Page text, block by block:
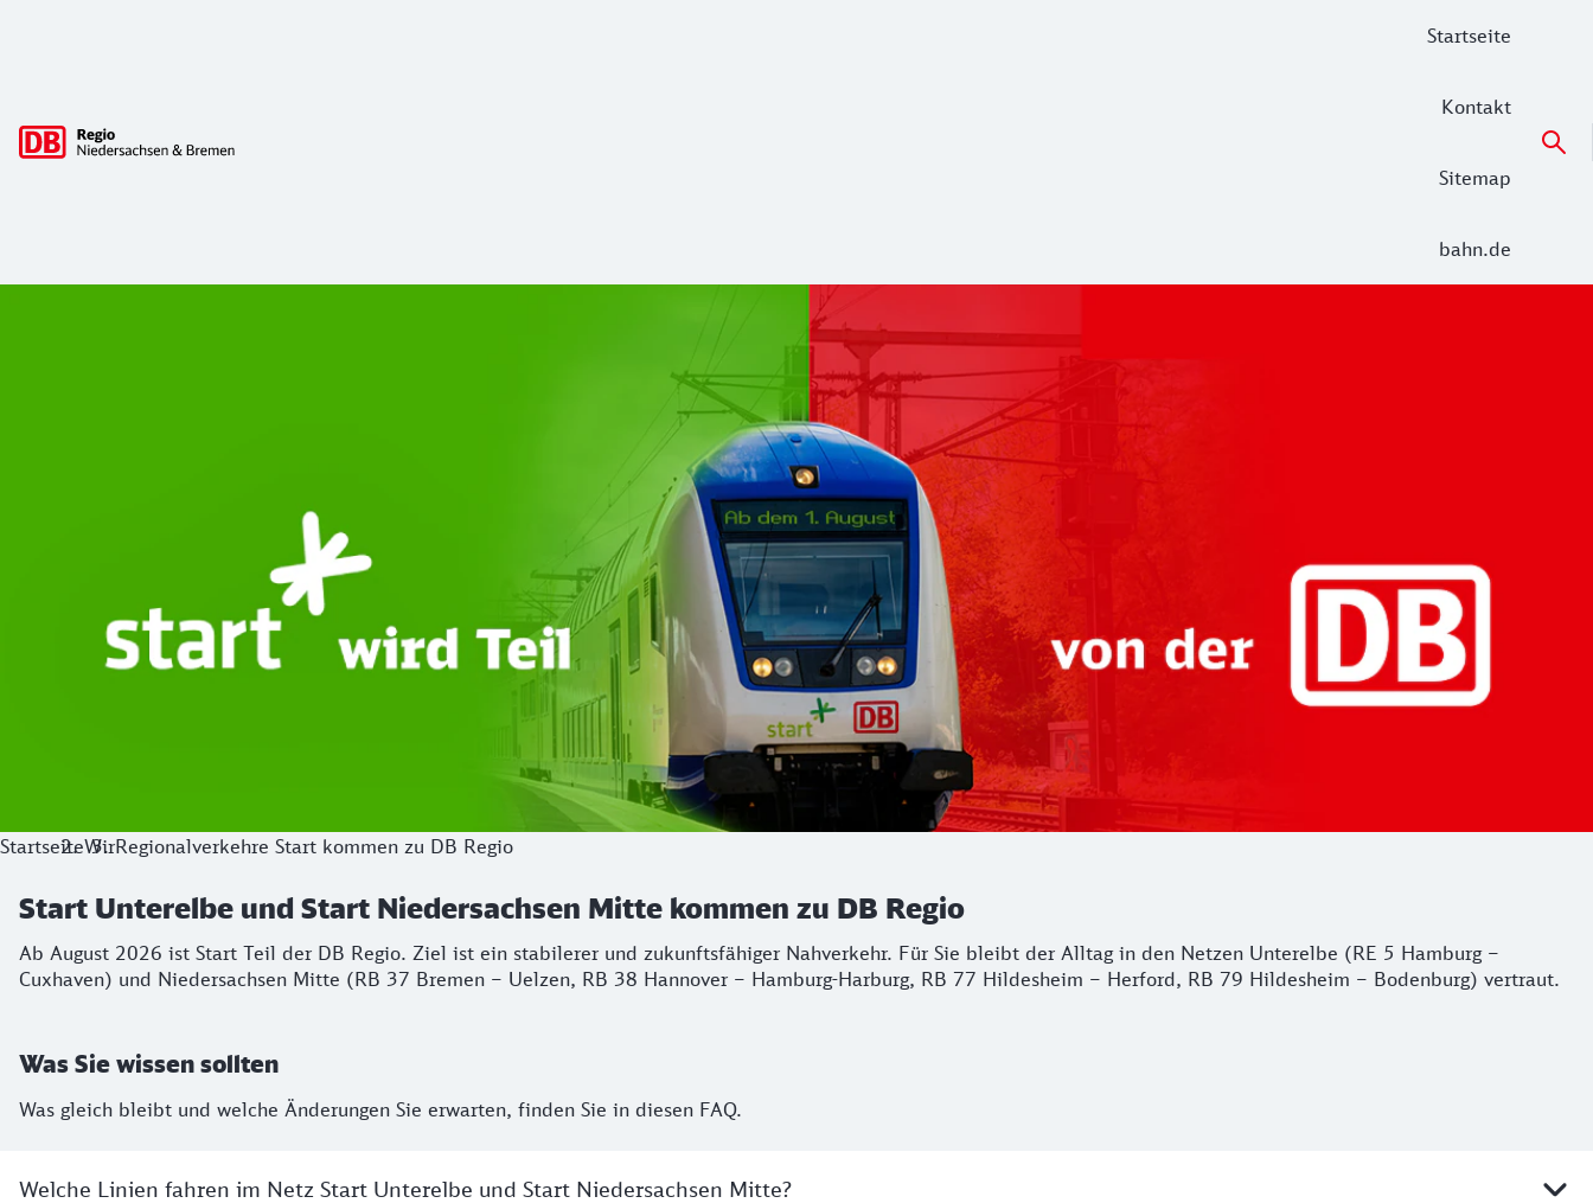
Startseite
Kontakt
Sitemap
bahn.de
Start Unterelbe und Start Niedersachsen Mitte kommen zu DB Regio
Ab August 2026 ist Start Teil der DB Regio. Ziel ist ein stabilerer und zukunftsfähiger Nahverkehr. Für Sie bleibt der Alltag in den Netzen Unterelbe (RE 5 Hamburg –
StartseiteWirRegionalverkehre Start kommen zu DB Regio
Start Unterelbe und Start Niedersachsen Mitte kommen zu DB Regio
Ab August 2026 ist Start Teil der DB Regio. Ziel ist ein stabilerer und zukunftsfähiger Nahverkehr. Für Sie bleibt der Alltag in den Netzen Unterelbe (RE 5 Hamburg –
Cuxhaven) und Niedersachsen Mitte (RB 37 Bremen – Uelzen, RB 38 Hannover – Hamburg-Harburg, RB 77 Hildesheim – Herford, RB 79 Hildesheim – Bodenburg) vertraut.
Was Sie wissen sollten
Was gleich bleibt und welche Änderungen Sie erwarten, finden Sie in diesen FAQ.
Welche Linien fahren im Netz Start Unterelbe und Start Niedersachsen Mitte?